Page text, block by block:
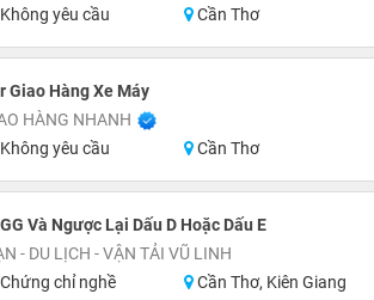
yêu cầu Cần Thơ
Giao Hàng Xe Máy
HÀNG NHANH
yêu cầu Cần Thơ
Và Ngược Lại Dấu D Hoặc Dấu E
- DU LỊCH - VẬN TẢI VŨ LINH
chỉ nghề Cần Thơ, Kiên Giang